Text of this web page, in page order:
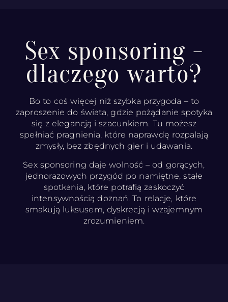
Sex sponsoring -
dlaczego warto?
Bo to coś więcej niż szybka przygoda – to
zaproszenie do świata, gdzie pożądanie spotyka
się z elegancją i szacunkiem. Tu możesz
spełniać pragnienia, które naprawdę rozpalają
zmysły, bez zbędnych gier i udawania.
Sex sponsoring daje wolność – od gorących,
jednorazowych przygód po namiętne, stałe
spotkania, które potrafią zaskoczyć
intensywnością doznań. To relacje, które
smakują luksusem, dyskrecją i wzajemnym
zrozumieniem.